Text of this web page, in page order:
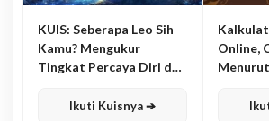
KUIS: Seberapa Leo Sih
Kamu? Mengukur
Tingkat Percaya Diri dan
Ikuti Kuisnya ➔
Online,